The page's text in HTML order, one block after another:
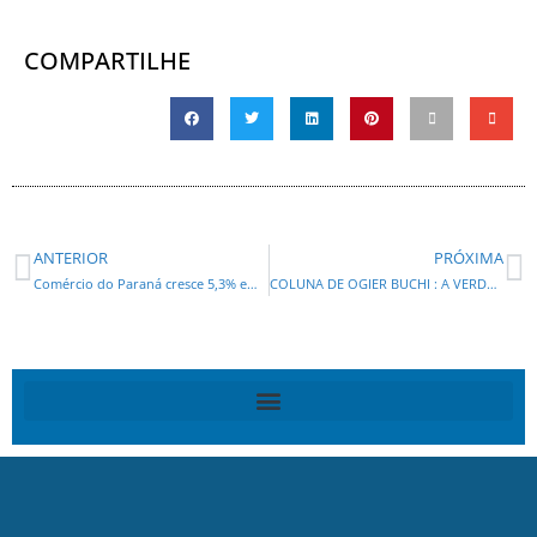
COMPARTILHE
ANTERIOR
Comércio do Paraná cresce 5,3% em 2024 e supera média nacional
PRÓXIMA
COLUNA DE OGIER BUCHI : A VERDADE DOS FATOS